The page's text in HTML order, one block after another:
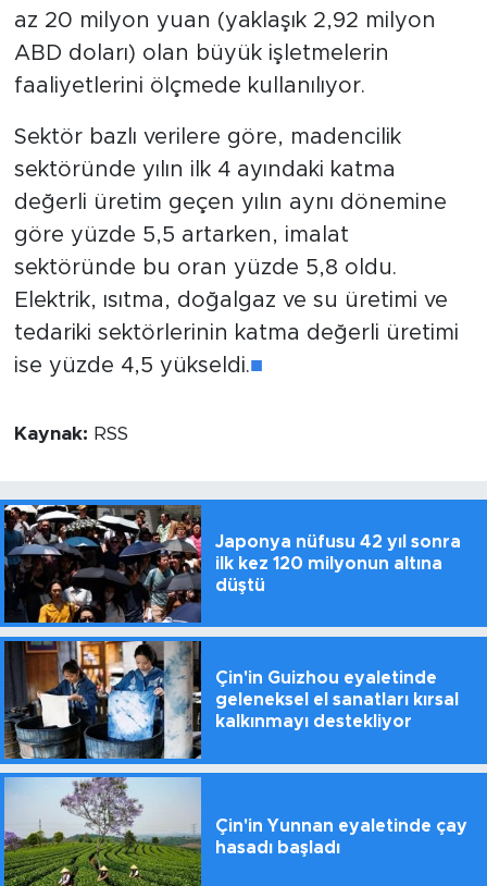
az 20 milyon yuan (yaklaşık 2,92 milyon
ABD doları) olan büyük işletmelerin
faaliyetlerini ölçmede kullanılıyor.
Sektör bazlı verilere göre, madencilik
sektöründe yılın ilk 4 ayındaki katma
değerli üretim geçen yılın aynı dönemine
göre yüzde 5,5 artarken, imalat
sektöründe bu oran yüzde 5,8 oldu.
Elektrik, ısıtma, doğalgaz ve su üretimi ve
tedariki sektörlerinin katma değerli üretimi
ise yüzde 4,5 yükseldi.■
Kaynak: RSS
Japonya nüfusu 42 yıl sonra
ilk kez 120 milyonun altına
düştü
Çin'in Guizhou eyaletinde
geleneksel el sanatları kırsal
kalkınmayı destekliyor
Çin'in Yunnan eyaletinde çay
hasadı başladı